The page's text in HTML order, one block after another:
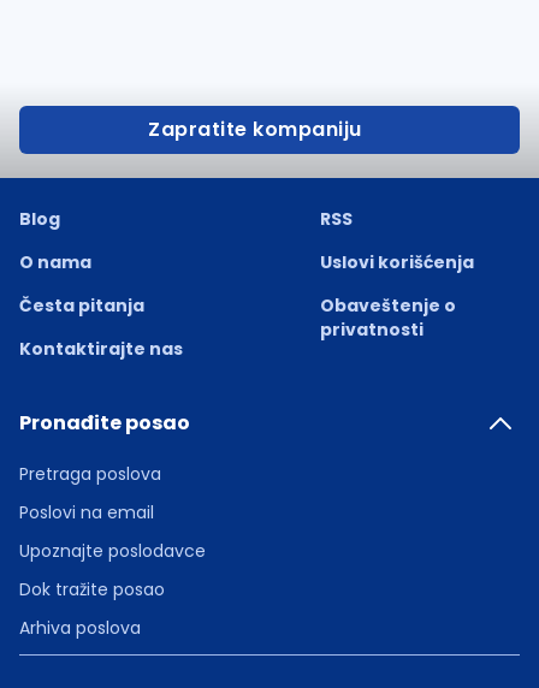
Zapratite kompaniju
Blog
O nama
Česta pitanja
Kontaktirajte nas
RSS
Uslovi korišćenja
Obaveštenje o
privatnosti
Pronađite posao
Pretraga poslova
Poslovi na email
Upoznajte poslodavce
Dok tražite posao
Arhiva poslova